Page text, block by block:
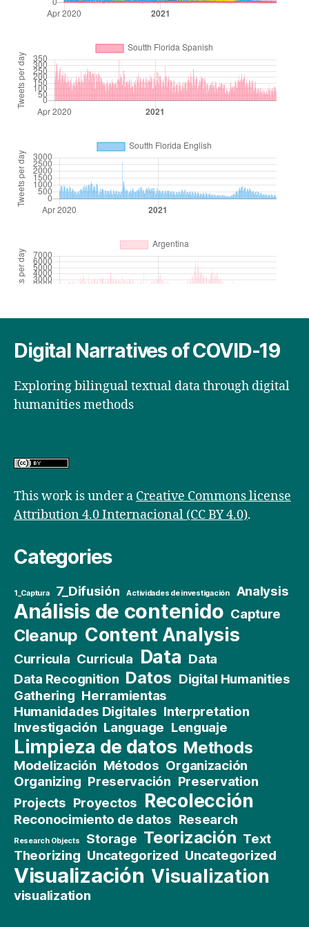
Digital Narratives of COVID-19
Exploring bilingual textual data through digital
humanities methods
This work is under a Creative Commons license
Attribution 4.0 Internacional (CC BY 4.0).
Categories
1_Captura 7_Difusión Actividades de investigación Analysis
Análisis de contenido Capture
Cleanup Content Analysis
Curricula Curricula Data Data
Data Recognition Datos Digital Humanities
Gathering Herramientas
Humanidades Digitales Interpretation
Investigación Language Lenguaje
Limpieza de datos Methods
Modelización Métodos Organización
Organizing Preservación Preservation
Projects Proyectos Recolección
Reconocimiento de datos Research
Research Objects Storage Teorización Text
Theorizing Uncategorized Uncategorized
Visualización Visualization
visualization